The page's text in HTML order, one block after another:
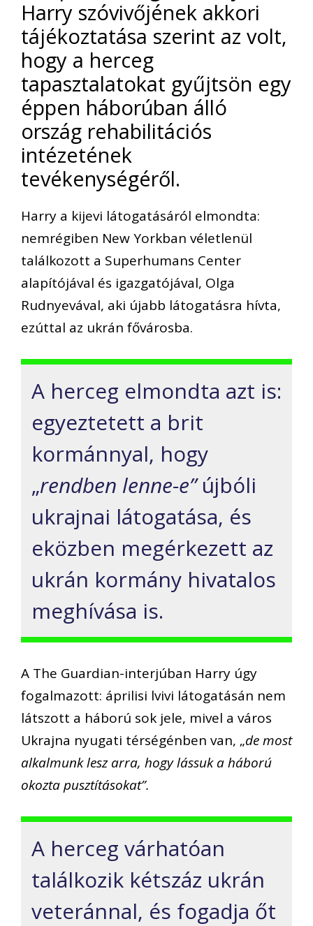
Harry szóvivőjének akkori
tájékoztatása szerint az volt,
hogy a herceg
tapasztalatokat gyűjtsön egy
éppen háborúban álló
ország rehabilitációs
intézetének
tevékenységéről.
Harry a kijevi látogatásáról elmondta:
nemrégiben New Yorkban véletlenül
találkozott a Superhumans Center
alapítójával és igazgatójával, Olga
Rudnyevával, aki újabb látogatásra hívta,
ezúttal az ukrán fővárosba.
A herceg elmondta azt is:
egyeztetett a brit
kormánnyal, hogy
„rendben lenne-e”újbóli
ukrajnai látogatása, és
eközben megérkezett az
ukrán kormány hivatalos
meghívása is.
A The Guardian-interjúban Harry úgy
fogalmazott: áprilisi lvivi látogatásán nem
látszott a háború sok jele, mivel a város
Ukrajna nyugati térségénben van, „de most
alkalmunk lesz arra, hogy lássuk a háború
okozta pusztításokat”.
A herceg várhatóan
találkozik kétszáz ukrán
veteránnal, és fogadja őt